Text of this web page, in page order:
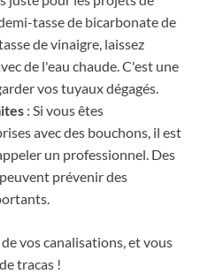
tasse de bicarbonate de
de vinaigre, laissez
de l'eau chaude. C'est une
vos tuyaux dégagés.
: Si vous êtes
avec des bouchons, il est
un professionnel. Des
prévenir des
vos canalisations, et vous
tracas !